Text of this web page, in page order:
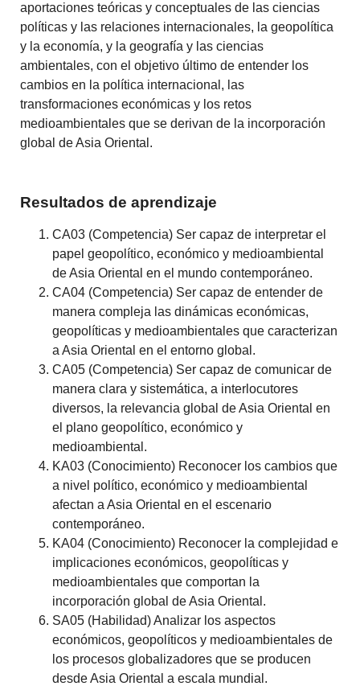
aportaciones teóricas y conceptuales de las ciencias
políticas y las relaciones internacionales, la geopolítica
y la economía, y la geografía y las ciencias
ambientales, con el objetivo último de entender los
cambios en la política internacional, las
transformaciones económicas y los retos
medioambientales que se derivan de la incorporación
global de Asia Oriental.
Resultados de aprendizaje
CA03 (Competencia) Ser capaz de interpretar el
papel geopolítico, económico y medioambiental
de Asia Oriental en el mundo contemporáneo.
CA04 (Competencia) Ser capaz de entender de
manera compleja las dinámicas económicas,
geopolíticas y medioambientales que caracterizan
a Asia Oriental en el entorno global.
CA05 (Competencia) Ser capaz de comunicar de
manera clara y sistemática, a interlocutores
diversos, la relevancia global de Asia Oriental en
el plano geopolítico, económico y
medioambiental.
KA03 (Conocimiento) Reconocer los cambios que
a nivel político, económico y medioambiental
afectan a Asia Oriental en el escenario
contemporáneo.
KA04 (Conocimiento) Reconocer la complejidad e
implicaciones económicos, geopolíticas y
medioambientales que comportan la
incorporación global de Asia Oriental.
SA05 (Habilidad) Analizar los aspectos
económicos, geopolíticos y medioambientales de
los procesos globalizadores que se producen
desde Asia Oriental a escala mundial.